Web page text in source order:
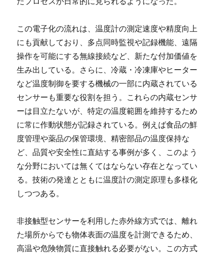
この電子化の流れは、温度計の測定速度や精度向上
にも貢献しており、多点同時監視や記録機能、遠隔
操作を可能にする無線接続など、新たな付加価値を
生み出している。さらに、冷蔵・冷凍庫やヒーター
など温度制御を要する機械の一部に内蔵されている
センサーも重要な役割を担う。これらの内蔵センサ
ーは目立たないが、特定の温度範囲を維持するため
に常に作動状態が記録されている。例えば食品の鮮
度管理や薬品の保管環境、精密部品の温度保持な
ど、品質や安全性に直結する事例が多く、このよう
な分野においては無くてはならない存在となってい
る。技術の発達とともに温度計の測定原理も多様化
しつつある。
非接触型センサーを利用した赤外線方式では、離れ
た場所からでも物体表面の温度を計測できるため、
高温や危険物質に直接触れる必要がない。この方式